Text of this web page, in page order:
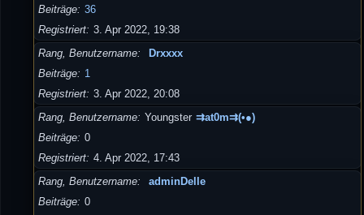
Beiträge 36
Registriert 3. Apr 2022, 19:38
Rang, Benutzername
Drxxxx
Beiträge
1
Registriert 3. Apr 2022, 20:08
Rang, Benutzername Youngster ⇉at0m⇉(•●)
Beiträge 0
Registriert 4. Apr 2022, 17:43
Rang, Benutzername
adminDelle
Beiträge 0